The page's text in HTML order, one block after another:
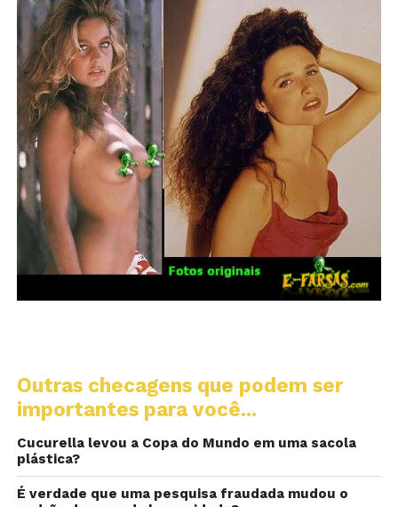
Outras checagens que podem ser
importantes para você...
Cucurella levou a Copa do Mundo em uma sacola
plástica?
É verdade que uma pesquisa fraudada mudou o